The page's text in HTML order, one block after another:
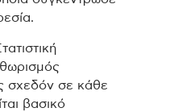
σχεδόν σε κάθε
βασικό